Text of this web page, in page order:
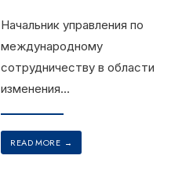
Начальник управления по
международному
сотрудничеству в области
изменения...
READ MORE →